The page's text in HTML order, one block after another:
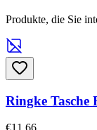
Produkte, die Sie
Ringke